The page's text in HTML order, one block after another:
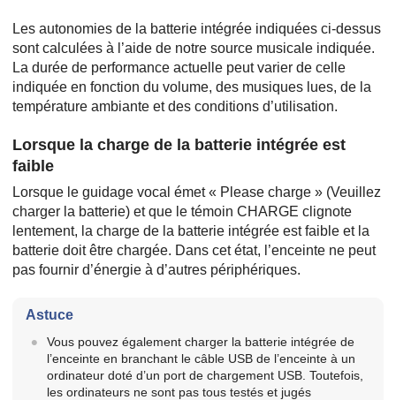
Les autonomies de la batterie intégrée indiquées ci-dessus
sont calculées à l’aide de notre source musicale indiquée.
La durée de performance actuelle peut varier de celle
indiquée en fonction du volume, des musiques lues, de la
température ambiante et des conditions d’utilisation.
Lorsque la charge de la batterie intégrée est
faible
Lorsque le guidage vocal émet « Please charge » (Veuillez
charger la batterie) et que le témoin CHARGE clignote
lentement, la charge de la batterie intégrée est faible et la
batterie doit être chargée. Dans cet état, l’enceinte ne peut
pas fournir d’énergie à d’autres périphériques.
Astuce
Vous pouvez également charger la batterie intégrée de
l’enceinte en branchant le câble USB de l’enceinte à un
ordinateur doté d’un port de chargement USB. Toutefois,
les ordinateurs ne sont pas tous testés et jugés